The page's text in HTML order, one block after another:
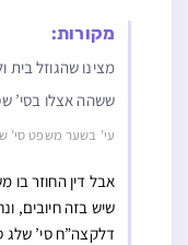
מקורות:
מצינו שהגוזל
ששהה אצלו בסי’
עי’ בשער משפט סי’
אבל דין החוזר בו
שיש בזה חיובים,
דלקצה”ח סי’ שלג